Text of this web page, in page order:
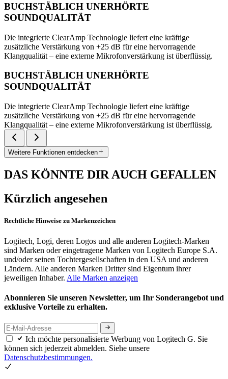
BUCHSTÄBLICH UNERHÖRTE
SOUNDQUALITÄT
Die integrierte ClearAmp Technologie liefert eine kräftige
zusätzliche Verstärkung von +25 dB für eine hervorragende
Klangqualität – eine externe Mikrofonverstärkung ist überflüssig.
BUCHSTÄBLICH UNERHÖRTE
SOUNDQUALITÄT
Die integrierte ClearAmp Technologie liefert eine kräftige
zusätzliche Verstärkung von +25 dB für eine hervorragende
Klangqualität – eine externe Mikrofonverstärkung ist überflüssig.
Weitere Funktionen entdecken
DAS KÖNNTE DIR AUCH GEFALLEN
Kürzlich angesehen
Rechtliche Hinweise zu Markenzeichen
Logitech, Logi, deren Logos und alle anderen Logitech-Marken
sind Marken oder eingetragene Marken von Logitech Europe S.A.
und/oder seinen Tochtergesellschaften in den USA und anderen
Ländern. Alle anderen Marken Dritter sind Eigentum ihrer
jeweiligen Inhaber. Alle Marken anzeigen
Abonnieren Sie unseren Newsletter, um Ihr Sonderangebot und
exklusive Vorteile zu erhalten.
Ich möchte personalisierte Werbung von Logitech G. Sie
können sich jederzeit abmelden. Siehe unsere
Datenschutzbestimmungen.